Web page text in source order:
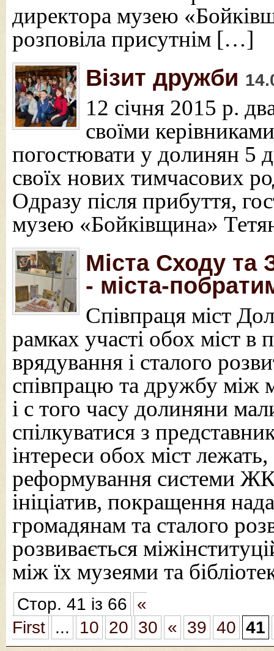
директора музею
розповіла присутнім […]
Візит дружби
12 січня 2015 р.
своїми
погостювати у долинян 5
своїх нових тимчасових
Одразу після прибуття,
музею «Бойківщина»
Міста Сходу та
- міста-
Співпраця міст
рамках участі обох міст
врядування і сталого
співпрацю та дружбу між
і с того часу долиняни
спілкуватися з
інтереси обох міст
реформування системи
ініціатив, покращення
громадянам та сталого
розвивається
між їх музеями та
Стор. 41 із 66 «
First ... 10 20 30 « 39 40 41